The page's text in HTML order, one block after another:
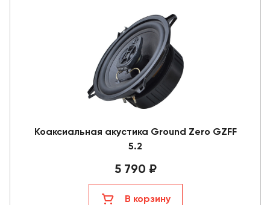
Коаксиальная акустика Ground Zero GZFF
5.2
5 790 ₽
В корзину